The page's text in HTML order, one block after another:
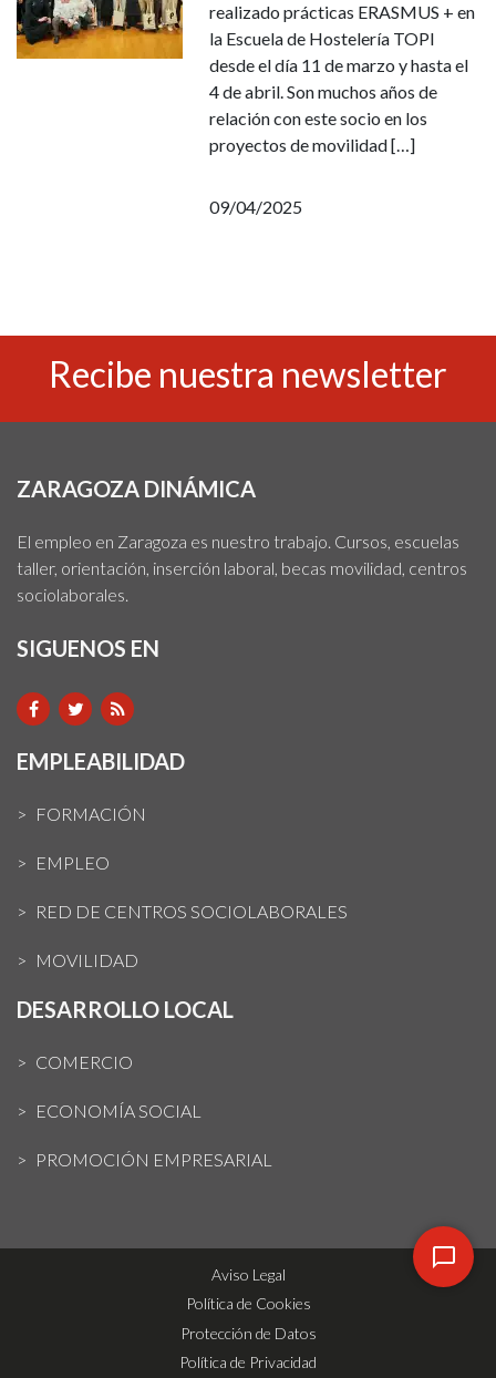
realizado prácticas ERASMUS + en
la Escuela de Hostelería TOPI
desde el día 11 de marzo y hasta el
4 de abril. Son muchos años de
relación con este socio en los
proyectos de movilidad […]
09/04/2025
Recibe nuestra newsletter
ZARAGOZA DINÁMICA
El empleo en Zaragoza es nuestro trabajo. Cursos, escuelas
taller, orientación, inserción laboral, becas movilidad, centros
sociolaborales.
SIGUENOS EN
EMPLEABILIDAD
FORMACIÓN
EMPLEO
RED DE CENTROS SOCIOLABORALES
MOVILIDAD
DESARROLLO LOCAL
COMERCIO
ECONOMÍA SOCIAL
PROMOCIÓN EMPRESARIAL
Aviso Legal
Política de Cookies
Protección de Datos
Política de Privacidad